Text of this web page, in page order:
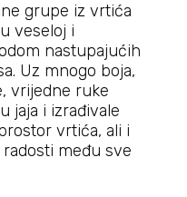
grupe iz vrtića
veseloj i
nastupajućih
Uz mnogo boja,
vrijedne ruke
jaja i izrađivale
vrtića, ali i
među sve